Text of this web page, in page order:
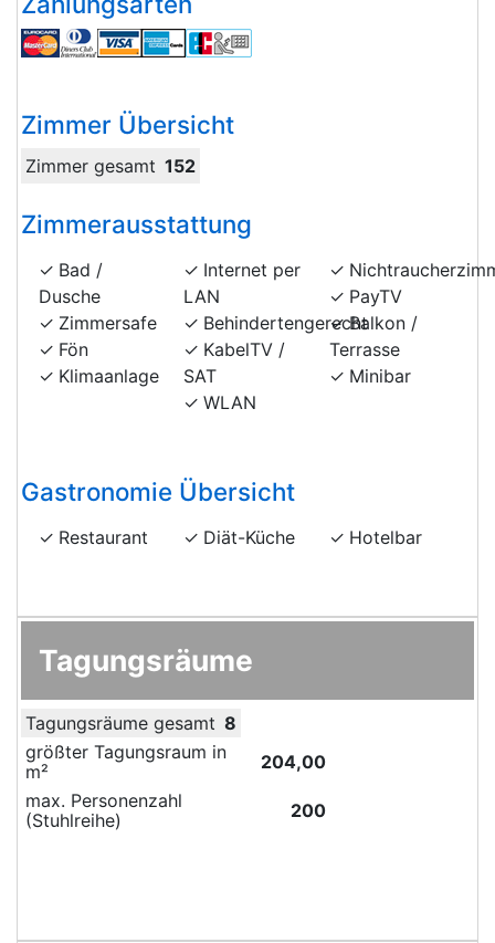
Zimmer Übersicht
Zimmer gesamt 152
Zimmerausstattung
Bad /
Dusche
Zimmersafe
Fön
Klimaanlage
Internet per
LAN
Behindertengerecht
KabelTV /
SAT
WLAN
PayTV
Balkon /
Terrasse
Minibar
Gastronomie Übersicht
Restaurant Diät-Küche Hotelbar
Tagungsräume
Tagungsräume gesamt 8
größter Tagungsraum in
m²
204,00
max. Personenzahl
(Stuhlreihe)
200